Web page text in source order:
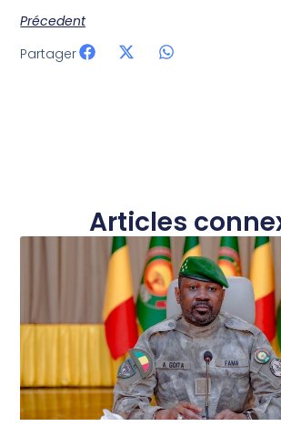
Précedent
Partager
Articles